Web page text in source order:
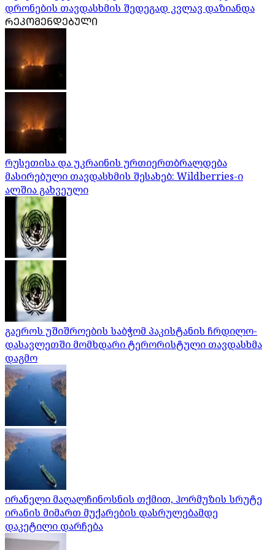
დრონების თავდასხმის შედეგად კვლავ დაზიანდა
ᲠᲔᲙᲝᲛᲔᲜᲓᲔᲑᲣᲚᲘ
რუსეთისა და უკრაინის ურთიერთბრალდება
მასირებული თავდასხმის შესახებ: Wildberries-ი
ალშია გახვეული
გაეროს უშიშროების საბჭომ პაკისტანის ჩრდილო-
დასავლეთში მომხდარი ტერორისტული თავდასხმა
დაგმო
ირანელი მაღალჩინოსნის თქმით, ჰორმუზის სრუტე
ირანის მიმართ მუქარების დასრულებამდე
დაკეტილი დარჩება